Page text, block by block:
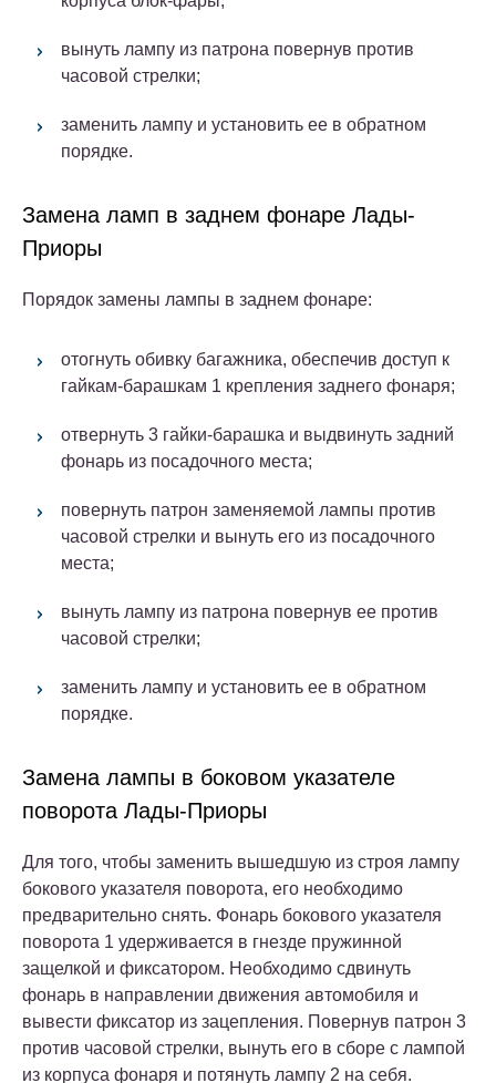
вынуть лампу из патрона повернув против
часовой стрелки;
заменить лампу и установить ее в обратном
порядке.
Замена ламп в заднем фонаре Лады-
Приоры
Порядок замены лампы в заднем фонаре:
отогнуть обивку багажника, обеспечив доступ к
гайкам-барашкам 1 крепления заднего фонаря;
отвернуть 3 гайки-барашка и выдвинуть задний
фонарь из посадочного места;
повернуть патрон заменяемой лампы против
часовой стрелки и вынуть его из посадочного
места;
вынуть лампу из патрона повернув ее против
часовой стрелки;
заменить лампу и установить ее в обратном
порядке.
Замена лампы в боковом указателе
поворота Лады-Приоры
Для того, чтобы заменить вышедшую из строя лампу
бокового указателя поворота, его необходимо
предварительно снять. Фонарь бокового указателя
поворота 1 удерживается в гнезде пружинной
защелкой и фиксатором. Необходимо сдвинуть
фонарь в направлении движения автомобиля и
вывести фиксатор из зацепления. Повернув патрон 3
против часовой стрелки, вынуть его в сборе с лампой
из корпуса фонаря и потянуть лампу 2 на себя.